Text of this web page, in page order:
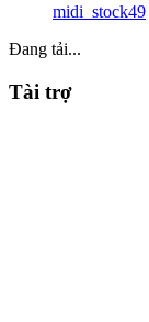
midi_stock49
Đang tải...
Tài trợ